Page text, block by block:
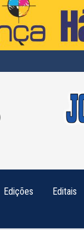
Edições Editais